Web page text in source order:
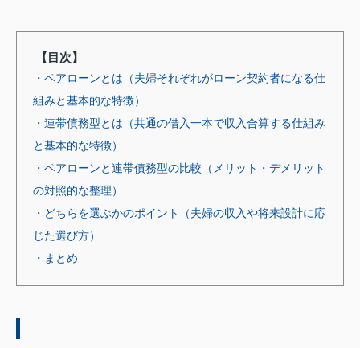
【目次】
・ペアローンとは（夫婦それぞれがローン契約者になる仕
組みと基本的な特徴）
・連帯債務型とは（共通の借入一本で収入合算する仕組み
と基本的な特徴）
・ペアローンと連帯債務型の比較（メリット・デメリット
の対照的な整理）
・どちらを選ぶかのポイント（夫婦の収入や将来設計に応
じた選び方）
・まとめ